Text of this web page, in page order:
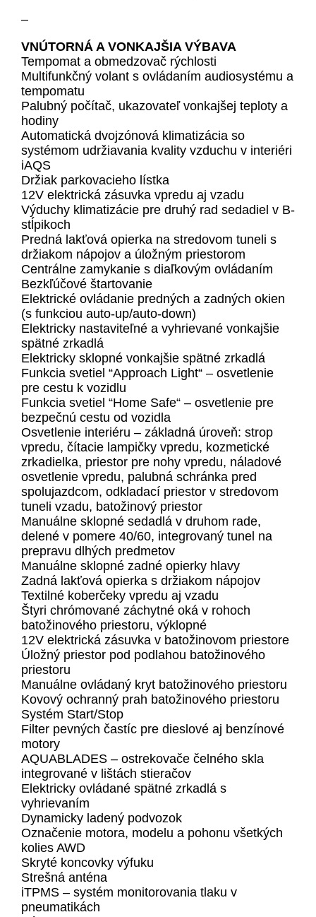
–
VNÚTORNÁ A VONKAJŠIA VÝBAVA
Tempomat a obmedzovač rýchlosti
Multifunkčný volant s ovládaním audiosystému a
tempomatu
Palubný počítač, ukazovateľ vonkajšej teploty a
hodiny
Automatická dvojzónová klimatizácia so
systémom udržiavania kvality vzduchu v interiéri
iAQS
Držiak parkovacieho lístka
12V elektrická zásuvka vpredu aj vzadu
Výduchy klimatizácie pre druhý rad sedadiel v B-
stĺpikoch
Predná lakťová opierka na stredovom tuneli s
držiakom nápojov a úložným priestorom
Centrálne zamykanie s diaľkovým ovládaním
Bezkľúčové štartovanie
Elektrické ovládanie predných a zadných okien
(s funkciou auto-up/auto-down)
Elektricky nastaviteľné a vyhrievané vonkajšie
spätné zrkadlá
Elektricky sklopné vonkajšie spätné zrkadlá
Funkcia svetiel “Approach Light“ – osvetlenie
pre cestu k vozidlu
Funkcia svetiel “Home Safe“ – osvetlenie pre
bezpečnú cestu od vozidla
Osvetlenie interiéru – základná úroveň: strop
vpredu, čítacie lampičky vpredu, kozmetické
zrkadielka, priestor pre nohy vpredu, náladové
osvetlenie vpredu, palubná schránka pred
spolujazdcom, odkladací priestor v stredovom
tuneli vzadu, batožinový priestor
Manuálne sklopné sedadlá v druhom rade,
delené v pomere 40/60, integrovaný tunel na
prepravu dlhých predmetov
Manuálne sklopné zadné opierky hlavy
Zadná lakťová opierka s držiakom nápojov
Textilné koberčeky vpredu aj vzadu
Štyri chrómované záchytné oká v rohoch
batožinového priestoru, výklopné
12V elektrická zásuvka v batožinovom priestore
Úložný priestor pod podlahou batožinového
priestoru
Manuálne ovládaný kryt batožinového priestoru
Kovový ochranný prah batožinového priestoru
Systém Start/Stop
Filter pevných častíc pre dieslové aj benzínové
motory
AQUABLADES – ostrekovače čelného skla
integrované v lištách stieračov
Elektricky ovládané spätné zrkadlá s
vyhrievaním
Dynamicky ladený podvozok
Označenie motora, modelu a pohonu všetkých
kolies AWD
Skryté koncovky výfuku
Strešná anténa
iTPMS – systém monitorovania tlaku v
pneumatikách